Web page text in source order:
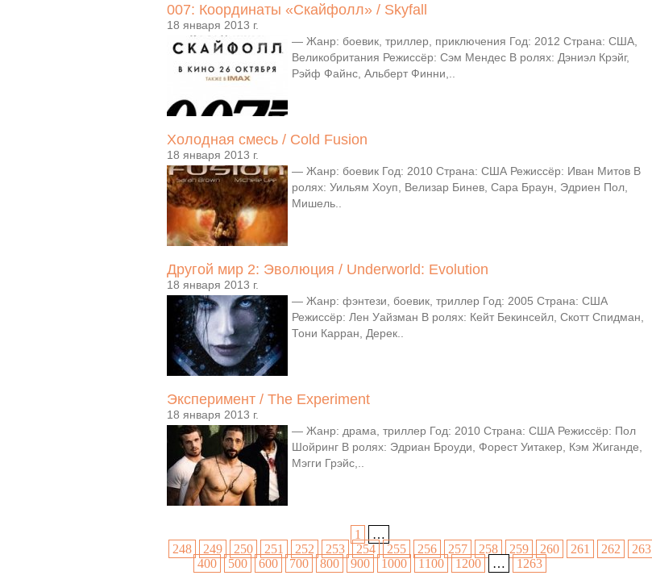
007: Координаты «Скайфолл» / Skyfall
18 января 2013 г.
— Жанр: боевик, триллер, приключения Год: 2012 Страна: США,
Великобритания Режиссёр: Сэм Мендес В ролях: Дэниэл Крэйг,
Рэйф Файнс, Альберт Финни,..
Холодная смесь / Cold Fusion
18 января 2013 г.
— Жанр: боевик Год: 2010 Страна: США Режиссёр: Иван Митов В
ролях: Уильям Хоуп, Велизар Бинев, Сара Браун, Эдриен Пол,
Мишель..
Другой мир 2: Эволюция / Underworld: Evolution
18 января 2013 г.
— Жанр: фэнтези, боевик, триллер Год: 2005 Страна: США
Режиссёр: Лен Уайзман В ролях: Кейт Бекинсейл, Скотт Спидман,
Тони Карран, Дерек..
Эксперимент / The Experiment
18 января 2013 г.
— Жанр: драма, триллер Год: 2010 Страна: США Режиссёр: Пол
Шойринг В ролях: Эдриан Броуди, Форест Уитакер, Кэм Жиганде,
Мэгги Грэйс,..
1
…
248
249 250 251 252 253 254 255 256 257 258 259 260 261 262 263
400
500 600 700 800 900 1000 1100 1200 … 1263